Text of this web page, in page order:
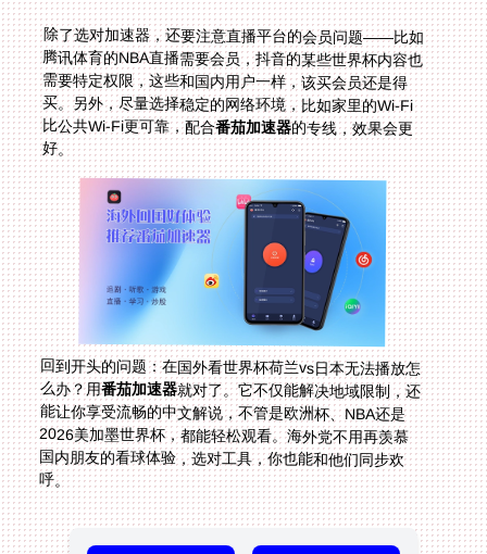
除了选对加速器，还要注意直播平台的会员问题——比如
腾讯体育的NBA直播需要会员，抖音的某些世界杯内容也
需要特定权限，这些和国内用户一样，该买会员还是得
买。另外，尽量选择稳定的网络环境，比如家里的Wi-Fi
比公共Wi-Fi更可靠，配合番茄加速器的专线，效果会更
好。
回到开头的问题：在国外看世界杯荷兰vs日本无法播放怎
么办？用番茄加速器就对了。它不仅能解决地域限制，还
能让你享受流畅的中文解说，不管是欧洲杯、NBA还是
2026美加墨世界杯，都能轻松观看。海外党不用再羡慕
国内朋友的看球体验，选对工具，你也能和他们同步欢
呼。